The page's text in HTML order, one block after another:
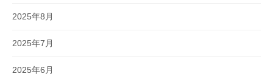
2025年8月
2025年7月
2025年6月